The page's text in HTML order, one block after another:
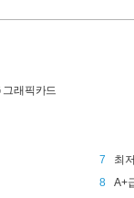
래픽카드
7
최
8
A+